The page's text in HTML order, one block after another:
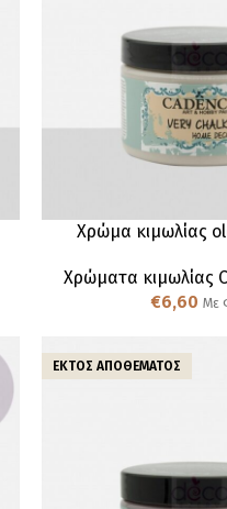
Χρώμα κιμωλίας
Χρώματα κιμωλίας
€6,60 Με
ΕΚΤΌΣ ΑΠΟΘΈΜΑΤΟΣ